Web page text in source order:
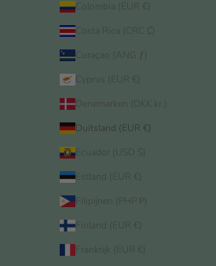
Colombia (EUR €)
Costa Rica (CRC ₡)
Curaçao (ANG ƒ)
Cyprus (EUR €)
Denemarken (DKK kr.)
Duitsland (EUR €)
Ecuador (USD $)
Estland (EUR €)
Filipijnen (PHP ₱)
Finland (EUR €)
Frankrijk (EUR €)